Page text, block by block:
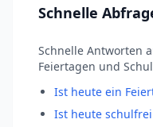
Schnelle
Schnelle Antworten
Feiertagen und
Ist heute ein
Ist heute